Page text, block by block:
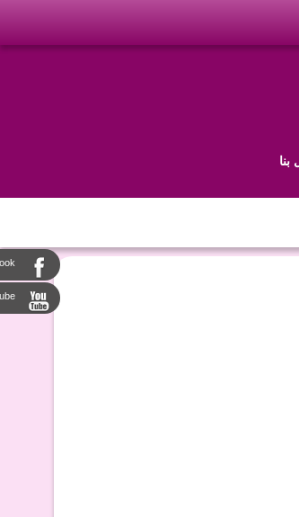
بنا